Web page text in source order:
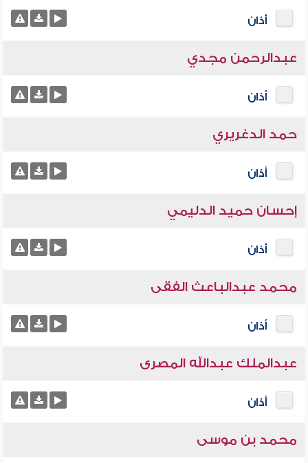
أذان
عبدالرحمن مجدي
أذان
حمد الدغريري
أذان
إحسان حميد الدليمي
أذان
محمد عبدالباعث الفقى
أذان
عبدالملك عبدالله المصرى
أذان
محمد بن موسى